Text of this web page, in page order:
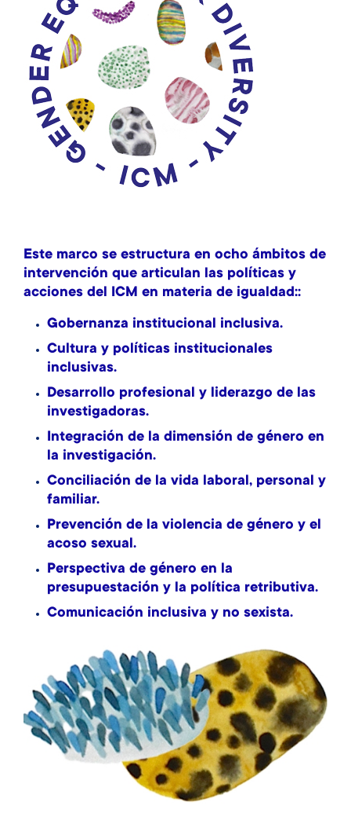
Este marco se estructura en ocho ámbitos de
intervención que articulan las políticas y
acciones del ICM en materia de igualdad::
Gobernanza institucional inclusiva.
Cultura y políticas institucionales
inclusivas.
Desarrollo profesional y liderazgo de las
investigadoras.
Integración de la dimensión de género en
la investigación.
Conciliación de la vida laboral, personal y
familiar.
Prevención de la violencia de género y el
acoso sexual.
Perspectiva de género en la
presupuestación y la política retributiva.
Comunicación inclusiva y no sexista.